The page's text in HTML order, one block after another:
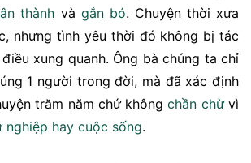
thành và gắn bó. Chuyện thời xưa
nhưng tình yêu thời đó không bị tác
xung quanh. Ông bà chúng ta chỉ
1 người trong đời, mà đã xác định
trăm năm chứ khôngchần chừvì
nghiệp hay cuộc sống.